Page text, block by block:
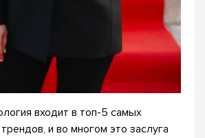
входит в топ-5 самых
и во многом это заслуга